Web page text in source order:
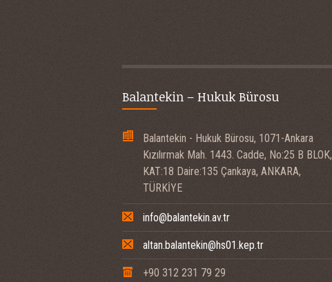
Balantekin – Hukuk Bürosu
Balantekin - Hukuk Bürosu, 1071-Ankara
Kızılırmak Mah. 1443. Cadde, No:25 B BLOK,
KAT:18 Daire:135 Çankaya, ANKARA,
TÜRKİYE
info@balantekin.av.tr
altan.balantekin@hs01.kep.tr
+90 312 231 79 29